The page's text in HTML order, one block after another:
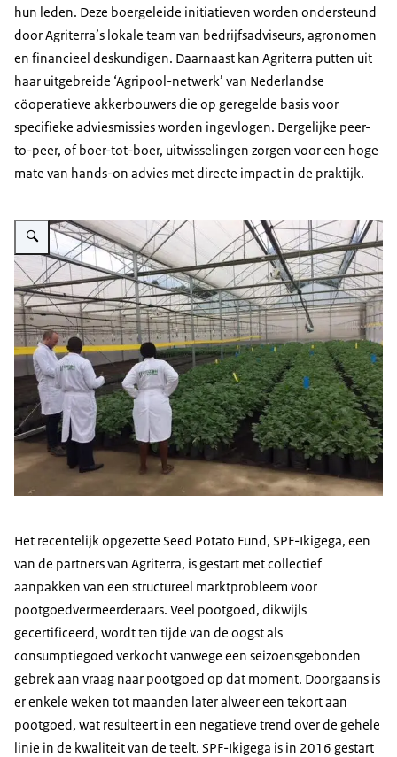
hun leden. Deze boergeleide initiatieven worden ondersteund
door Agriterra’s lokale team van bedrijfsadviseurs, agronomen
en financieel deskundigen. Daarnaast kan Agriterra putten uit
haar uitgebreide ‘Agripool-netwerk’ van Nederlandse
cöoperatieve akkerbouwers die op geregelde basis voor
specifieke adviesmissies worden ingevlogen. Dergelijke peer-
to-peer, of boer-tot-boer, uitwisselingen zorgen voor een hoge
mate van hands-on advies met directe impact in de praktijk.
Vergroot afbeelding Aardappelketen
Het recentelijk opgezette Seed Potato Fund, SPF-Ikigega, een
van de partners van Agriterra, is gestart met collectief
aanpakken van een structureel marktprobleem voor
pootgoedvermeerderaars. Veel pootgoed, dikwijls
gecertificeerd, wordt ten tijde van de oogst als
consumptiegoed verkocht vanwege een seizoensgebonden
gebrek aan vraag naar pootgoed op dat moment. Doorgaans is
er enkele weken tot maanden later alweer een tekort aan
pootgoed, wat resulteert in een negatieve trend over de gehele
linie in de kwaliteit van de teelt. SPF-Ikigega is in 2016 gestart